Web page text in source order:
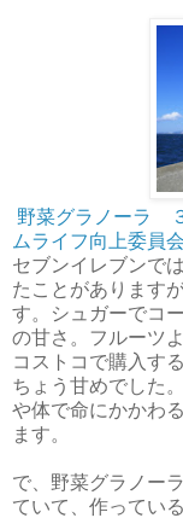
野菜グラノーラ
ムライフ向上委員会
セブンイレブンで
たことがあります
す。シュガーでコ
の甘さ。フルーツ
コストコで購入す
ちょう甘めでした
や体で命にかかわ
ます。
で、野菜グラノー
ていて、作ってい